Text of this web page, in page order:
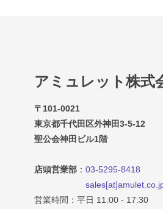
アミュレット株式
〒101-0021
東京都千代田区外神田3-5-12
聖公会神田ビル1階
店頭営業部 ： 03-5295-8418
営業時間：平日 11:00 - 17:30